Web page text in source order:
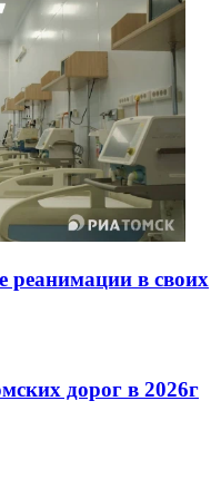
реанимации в своих
дорог в 2026г